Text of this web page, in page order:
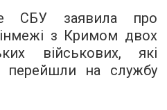
СБУ заявила про
з Кримом двох
військових, які
перейшли на службу